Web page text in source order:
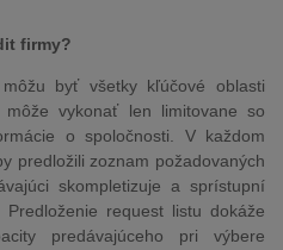
firmy?
byť všetky kľúčové oblasti
vykonať len limitovane so
o spoločnosti. V každom
predložili zoznam požadovaných
skompletizuje a sprístupní
request listu dokáže
predávajúceho pri výbere